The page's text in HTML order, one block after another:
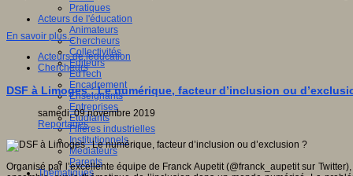
Pratiques
Acteurs de l'éducation
Animateurs
Chercheurs
Collectivités
Editeurs
EdTech
Encadrement
Enseignants
Entreprises
Etudiants
Filières industrielles
Institutionnels
Médiateurs
Parents
Thématiques
En savoir plus...
Acteurs de leducation
Chercheurs
DSF à Limoges : Le numérique, facteur d’inclusion ou
samedi, 09 novembre 2019
Reportages
Organisé par l’excellente équipe de Franck Aupetit (@franck_aupetit sur